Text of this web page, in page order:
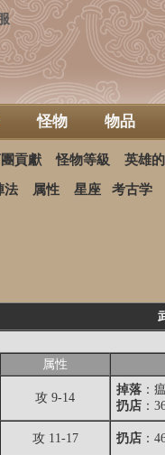
怪物 物品
貢獻 怪物等級 英雄
法 属性 星座 考古学
属性
攻 9-14
掉落 ：
扔店 ：
攻 11-17 扔店 ：